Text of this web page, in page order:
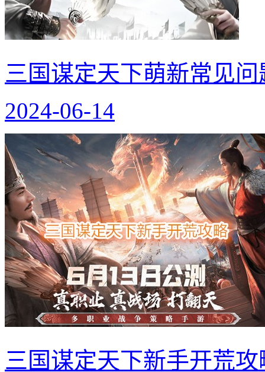
三国谋定天下萌新常见
2024-06-14
三国谋定天下新手开荒